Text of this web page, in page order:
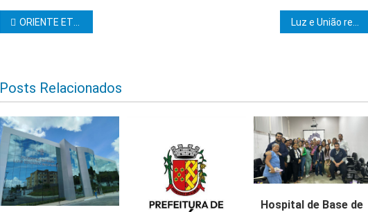
Navegação de Post
ORIENTE ETERNO
Posts Relacionados
Hospital de Base de